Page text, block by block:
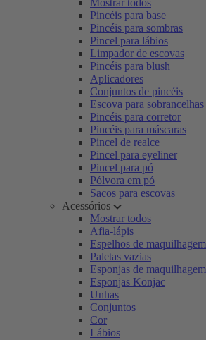
Mostrar todos
Pincéis para base
Pincéis para sombras
Pincel para lábios
Limpador de escovas
Pincéis para blush
Aplicadores
Conjuntos de pincéis
Escova para sobrancelhas
Pincéis para corretor
Pincéis para máscaras
Pincel de realce
Pincel para eyeliner
Pincel para pó
Pólvora em pó
Sacos para escovas
Acessórios
Mostrar todos
Afia-lápis
Espelhos de maquilhagem
Paletas vazias
Esponjas de maquilhagem
Esponjas Konjac
Unhas
Conjuntos
Cor
Lábios